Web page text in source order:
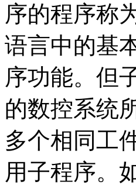
序的程序称
语言中的基
序功能。但
的数控系统
多个相同工
用子程序。